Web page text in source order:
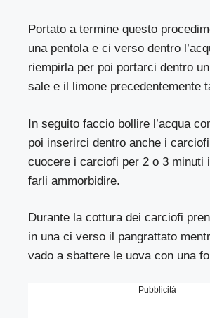
Portato a termine questo
una pentola e ci verso dentro
riempirla per poi portarci dentro
sale e il limone precedentemente
In seguito faccio bollire l’acqua
poi inserirci dentro anche i
cuocere i carciofi per 2 o 3 minuti
farli ammorbidire.
Durante la cottura dei carciofi
in una ci verso il pangrattato
vado a sbattere le uova con una
Pubblicità